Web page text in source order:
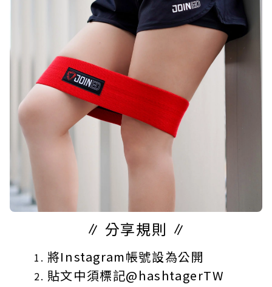
∥ 分享規則 ∥
將Instagram帳號設為公開
貼文中須標記@hashtagerTW